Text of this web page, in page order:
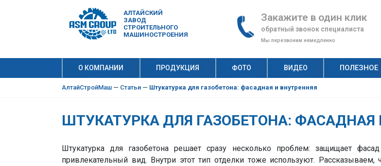
АЛТАЙСКИЙ
ЗАВОД
СТРОИТЕЛЬНОГО
МАШИНОСТРОЕНИЯ
Закажите в один клик
обратный звонок специалиста
Мы перезвоним немедленно
О КОМПАНИИ ПРОДУКЦИЯ ФОТО ВИДЕО ПОЛЕЗНОЕ
АлтайСтройМаш — Статьи — Штукатурка для газобетона: фасадная и внутренняя
ШТУКАТУРКА ДЛЯ ГАЗОБЕТОНА: ФАСАДНАЯ
Штукатурка для газобетона решает сразу несколько проблем: защищает
привлекательный вид. Внутри этот тип отделки тоже используют. Рассказываем,